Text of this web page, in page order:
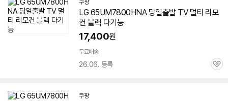
쿠팡
LG 65UM7800HNA당일출발 TV 멀티 리모
컨 블랙 다기능
17,400원
무료배송
26.06. 등록
관
쿠팡